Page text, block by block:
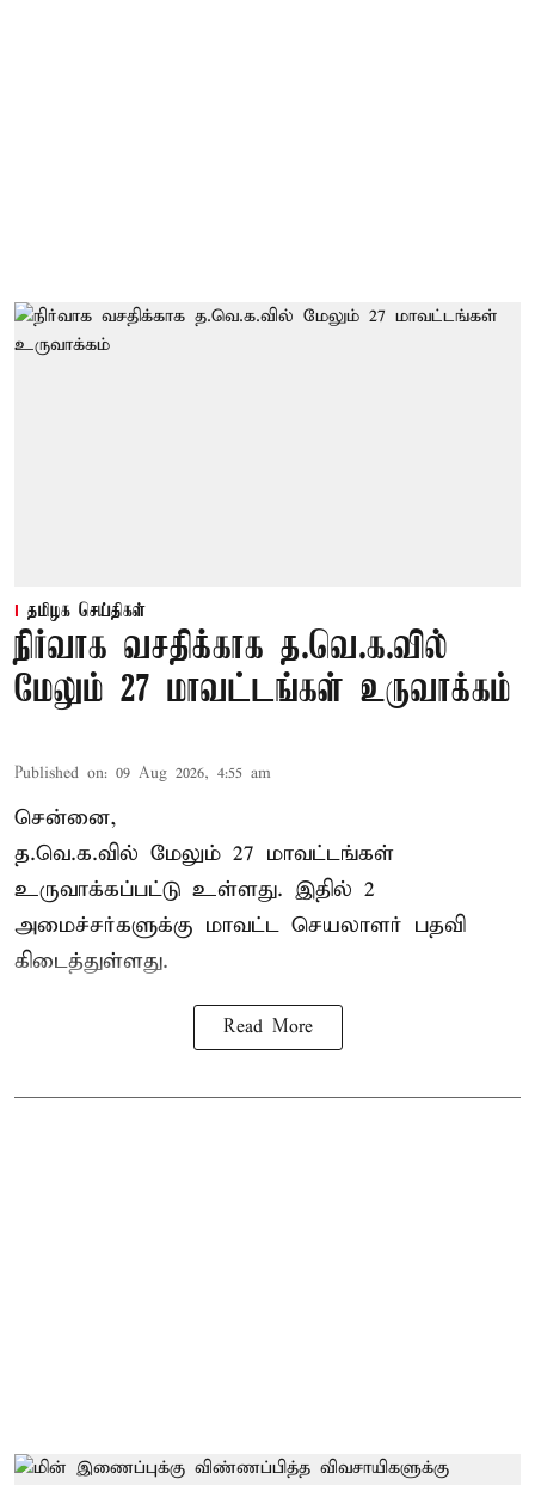
தமிழக செய்திகள்
நிர்வாக வசதிக்காக த.வெ.க.வில்
மேலும் 27 மாவட்டங்கள் உருவாக்கம்
Published on: 09 Aug 2026, 4:55 am
சென்னை,
த.வெ.க.வில் மேலும் 27 மாவட்டங்கள்
உருவாக்கப்பட்டு உள்ளது. இதில் 2
அமைச்சர்களுக்கு மாவட்ட செயலாளர் பதவி
கிடைத்துள்ளது.
Read More